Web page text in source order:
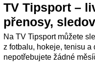
TV Tipsport –
přenosy,
Na TV Tipsport můžete
z fotbalu, hokeje, tenisu a
nepotřebujete žádné